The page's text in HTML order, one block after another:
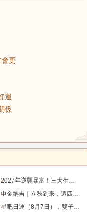
更
運
係
2027年逆襲暴富！三大生肖踩中流年財星，一路飛速賺大錢_財富_貴人_屬豬
申金納吉｜立秋到來，這四大生肖要走好運了_金水_申辰_午馬
星吧日運（8月7日），雙子座沮喪，水瓶座不愉快，雙魚座有誤會_工作_情人_方會更